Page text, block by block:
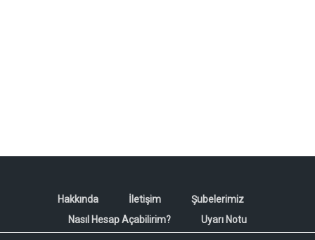
Hakkında İletişim
Şubelerimiz
Nasıl Hesap Açabilirim?
Uyarı Notu